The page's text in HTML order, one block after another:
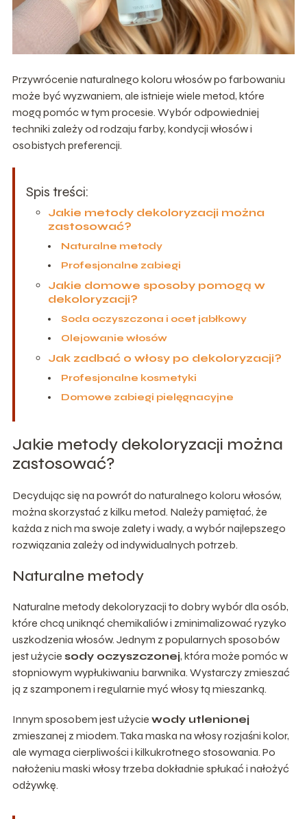
Przywrócenie naturalnego koloru włosów po farbowaniu
może być wyzwaniem, ale istnieje wiele metod, które
mogą pomóc w tym procesie. Wybór odpowiedniej
techniki zależy od rodzaju farby, kondycji włosów i
osobistych preferencji.
Spis treści:
Jakie metody dekoloryzacji można
zastosować?
Naturalne metody
Profesjonalne zabiegi
Jakie domowe sposoby pomogą w
dekoloryzacji?
Soda oczyszczona i ocet jabłkowy
Olejowanie włosów
Jak zadbać o włosy po dekoloryzacji?
Profesjonalne kosmetyki
Domowe zabiegi pielęgnacyjne
Jakie metody dekoloryzacji można
zastosować?
Decydując się na powrót do naturalnego koloru włosów,
można skorzystać z kilku metod. Należy pamiętać, że
każda z nich ma swoje zalety i wady, a wybór najlepszego
rozwiązania zależy od indywidualnych potrzeb.
Naturalne metody
Naturalne metody dekoloryzacji to dobry wybór dla osób,
które chcą uniknąć chemikaliów i zminimalizować ryzyko
uszkodzenia włosów. Jednym z popularnych sposobów
jest użycie sody oczyszczonej, która może pomóc w
stopniowym wypłukiwaniu barwnika. Wystarczy zmieszać
ją z szamponem i regularnie myć włosy tą mieszanką.
Innym sposobem jest użycie wody utlenionej
zmieszanej z miodem. Taka maska na włosy rozjaśni kolor,
ale wymaga cierpliwości i kilkukrotnego stosowania. Po
nałożeniu maski włosy trzeba dokładnie spłukać i nałożyć
odżywkę.